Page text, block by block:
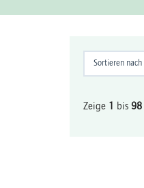
Zeige 1 bis 98